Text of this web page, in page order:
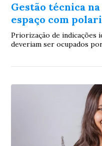
Gestão técnica
espaço com
Priorização de indicações
deveriam ser ocupados